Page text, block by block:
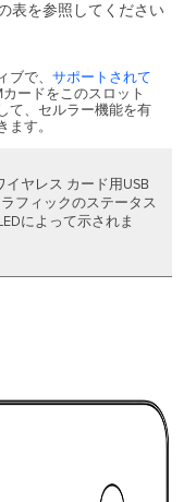
表を参照してください
ブで、 サポートされて
カードをこのスロット
て、セルラー機能を有
ます。
イヤレス カード用USB
フィックのステータス
によって示されま